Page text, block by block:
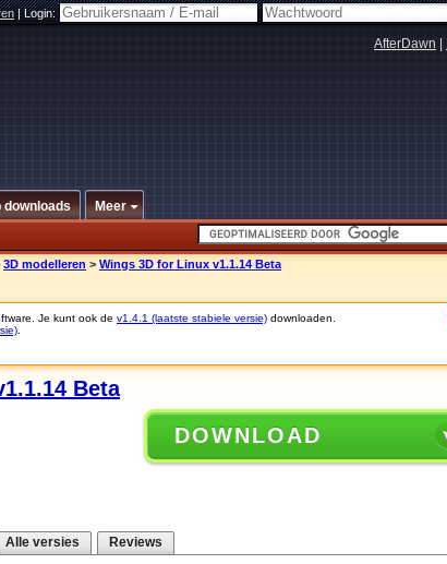
|Login:
AfterDawn
downloads Meer
3D modelleren > Wings 3D for Linux v1.1.14 Beta
Je kunt ook de v1.4.1 (laatste stabiele versie) downloaden.
Beta
DOWNLOAD
Alle versies Reviews